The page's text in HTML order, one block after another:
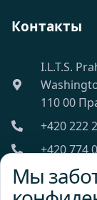
Контакты
I.L.T.S.
110 00
+420 222
+420 774
ilts@ilts.cz
Пн-Пт:
Мы